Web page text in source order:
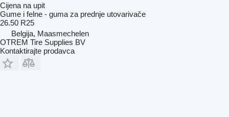
Cijena na upit
Gume i felne - guma za prednje utovarivače
26.50 R25
Belgija, Maasmechelen
OTREM Tire Supplies BV
Kontaktirajte prodavca